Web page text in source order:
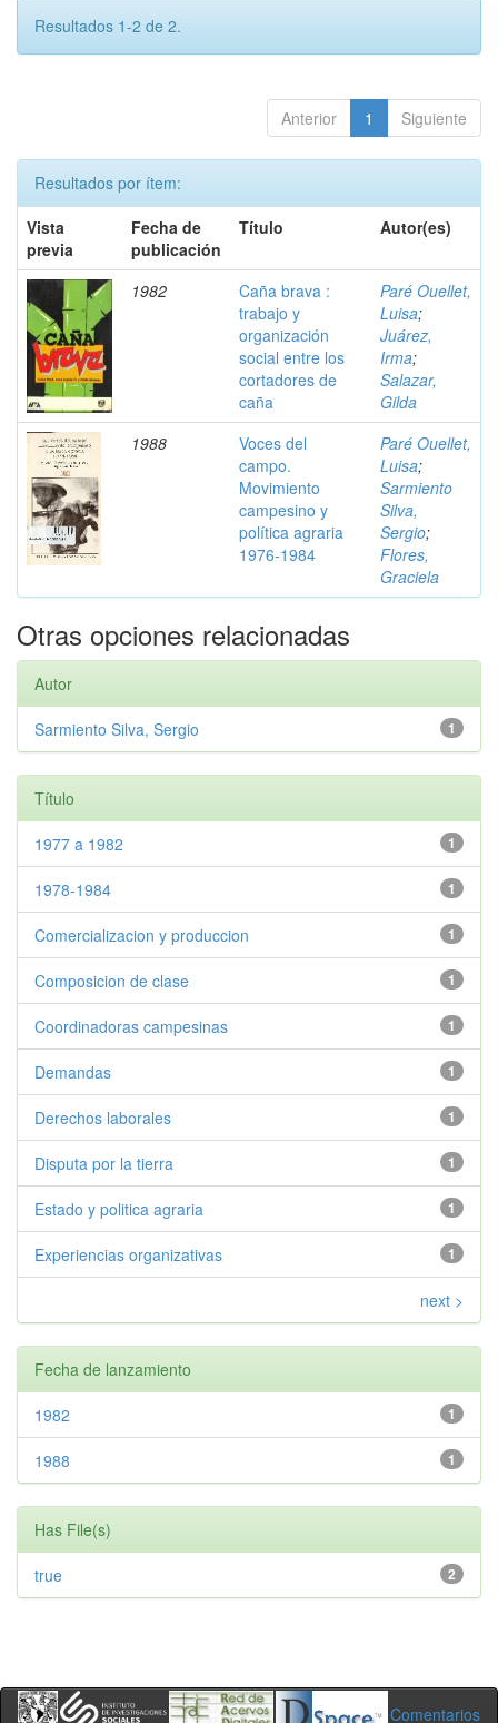
Resultados 1-2 de 2.
Anterior 1 Siguiente
Resultados por ítem:
Vista
previa
Fecha de
publicación
Título Autor(es)
1982
Caña brava :
trabajo y
organización
social entre los
cortadores de
caña
Paré Ouellet,
Luisa;
Juárez,
Irma;
Salazar,
Gilda
1988
Voces del
campo.
Movimiento
campesino y
política agraria
1976-1984
Paré Ouellet,
Luisa;
Sarmiento
Silva,
Sergio;
Flores,
Graciela
Otras opciones relacionadas
Autor
1
Sarmiento Silva, Sergio
Título
1
1977 a 1982
1
1978-1984
1
Comercializacion y produccion
1
Composicion de clase
1
Coordinadoras campesinas
1
Demandas
1
Derechos laborales
1
Disputa por la tierra
1
Estado y politica agraria
1
Experiencias organizativas
next >
Fecha de lanzamiento
1
1982
1
1988
Has File(s)
2
true
Comentarios